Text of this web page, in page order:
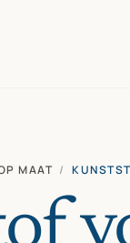
MAAT /